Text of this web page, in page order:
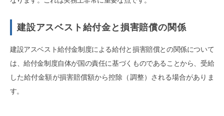
建設アスベスト給付金と損害賠償の関係
建設アスベスト給付金制度による給付と損害賠償との関係について
は、給付金制度自体が国の責任に基づくものであることから、受給
した給付金額が損害賠償額から控除（調整）される場合がありま
す。